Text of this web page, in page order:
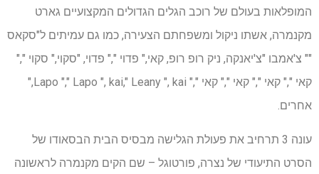
המופלאות בעולם של רוכב הגלים הגדולים המקצועיים גארט
מקנמרה, אשתו ניקול ומשפחתם הצעירה, כמו גם עמיתים ל"סקאס
"" צ'אמבו "צ'יאנקה, ניק רופ רופ, קאי," פדוי "," פדוי, "סקוי," סקוי ","
קאי "," קאי "," קאי "," קאי "," Lapo "," Lapo ", kai," Leany ", kai,"
אחרים.
עונה 3 תרחיב את פעולת הגלישה מבסיס הבית הבסאודו של
הסרט התיעודי של נצרה, פורטוגל – שם הקים מקנמרה לראשונה